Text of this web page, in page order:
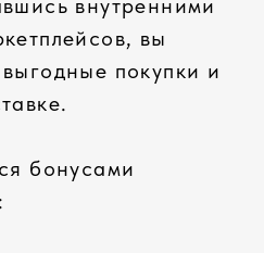
компьютеров